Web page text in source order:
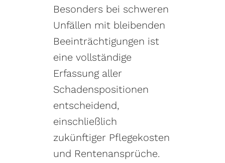
Besonders bei schweren
Unfällen mit bleibenden
Beeinträchtigungen ist
eine vollständige
Erfassung aller
Schadenspositionen
entscheidend,
einschließlich
zukünftiger Pflegekosten
und Rentenansprüche.